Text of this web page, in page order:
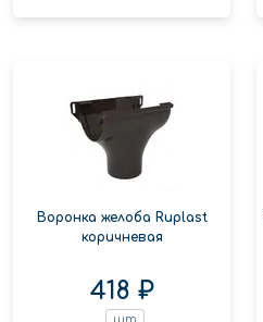
Воронка желоба Ruplast
коричневая
418 ₽